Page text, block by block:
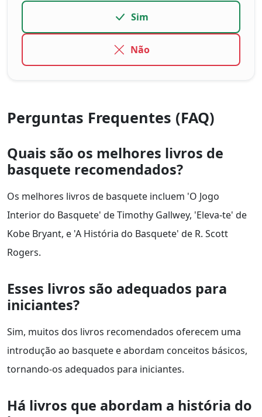
Sim
Não
Perguntas Frequentes (FAQ)
Quais são os melhores livros de
basquete recomendados?
Os melhores livros de basquete incluem 'O Jogo
Interior do Basquete' de Timothy Gallwey, 'Eleva-te' de
Kobe Bryant, e 'A História do Basquete' de R. Scott
Rogers.
Esses livros são adequados para
iniciantes?
Sim, muitos dos livros recomendados oferecem uma
introdução ao basquete e abordam conceitos básicos,
tornando-os adequados para iniciantes.
Há livros que abordam a história do